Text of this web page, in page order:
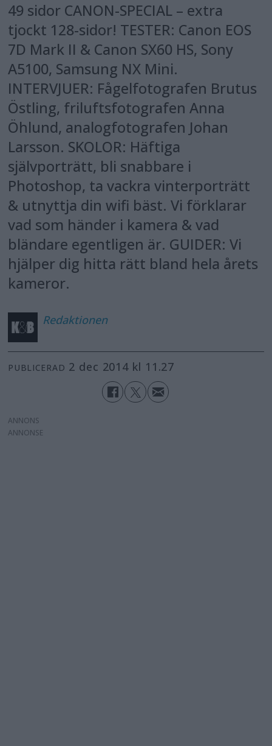
49 sidor CANON-SPECIAL – extra
tjockt 128-sidor! TESTER: Canon EOS
7D Mark II & Canon SX60 HS, Sony
A5100, Samsung NX Mini.
INTERVJUER: Fågelfotografen Brutus
Östling, friluftsfotografen Anna
Öhlund, analogfotografen Johan
Larsson. SKOLOR: Häftiga
självporträtt, bli snabbare i
Photoshop, ta vackra vinterporträtt
& utnyttja din wifi bäst. Vi förklarar
vad som händer i kamera & vad
bländare egentligen är. GUIDER: Vi
hjälper dig hitta rätt bland hela årets
kameror.
Redaktionen
PUBLICERAD 2 dec 2014 kl 11.27
ANNONS